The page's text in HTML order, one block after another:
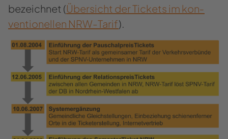
be­zeich­net (Über­sicht der Ti­ckets im kon­
ven­tio­nel­len NRW-​Tarif).